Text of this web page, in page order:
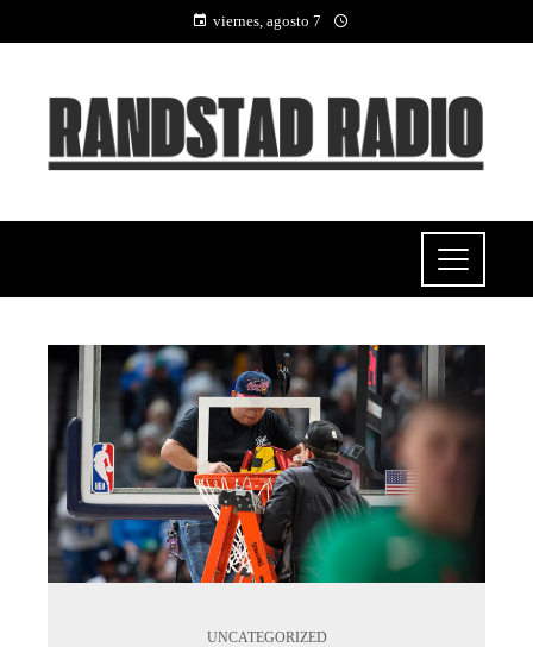
viernes, agosto 7
UNCATEGORIZED